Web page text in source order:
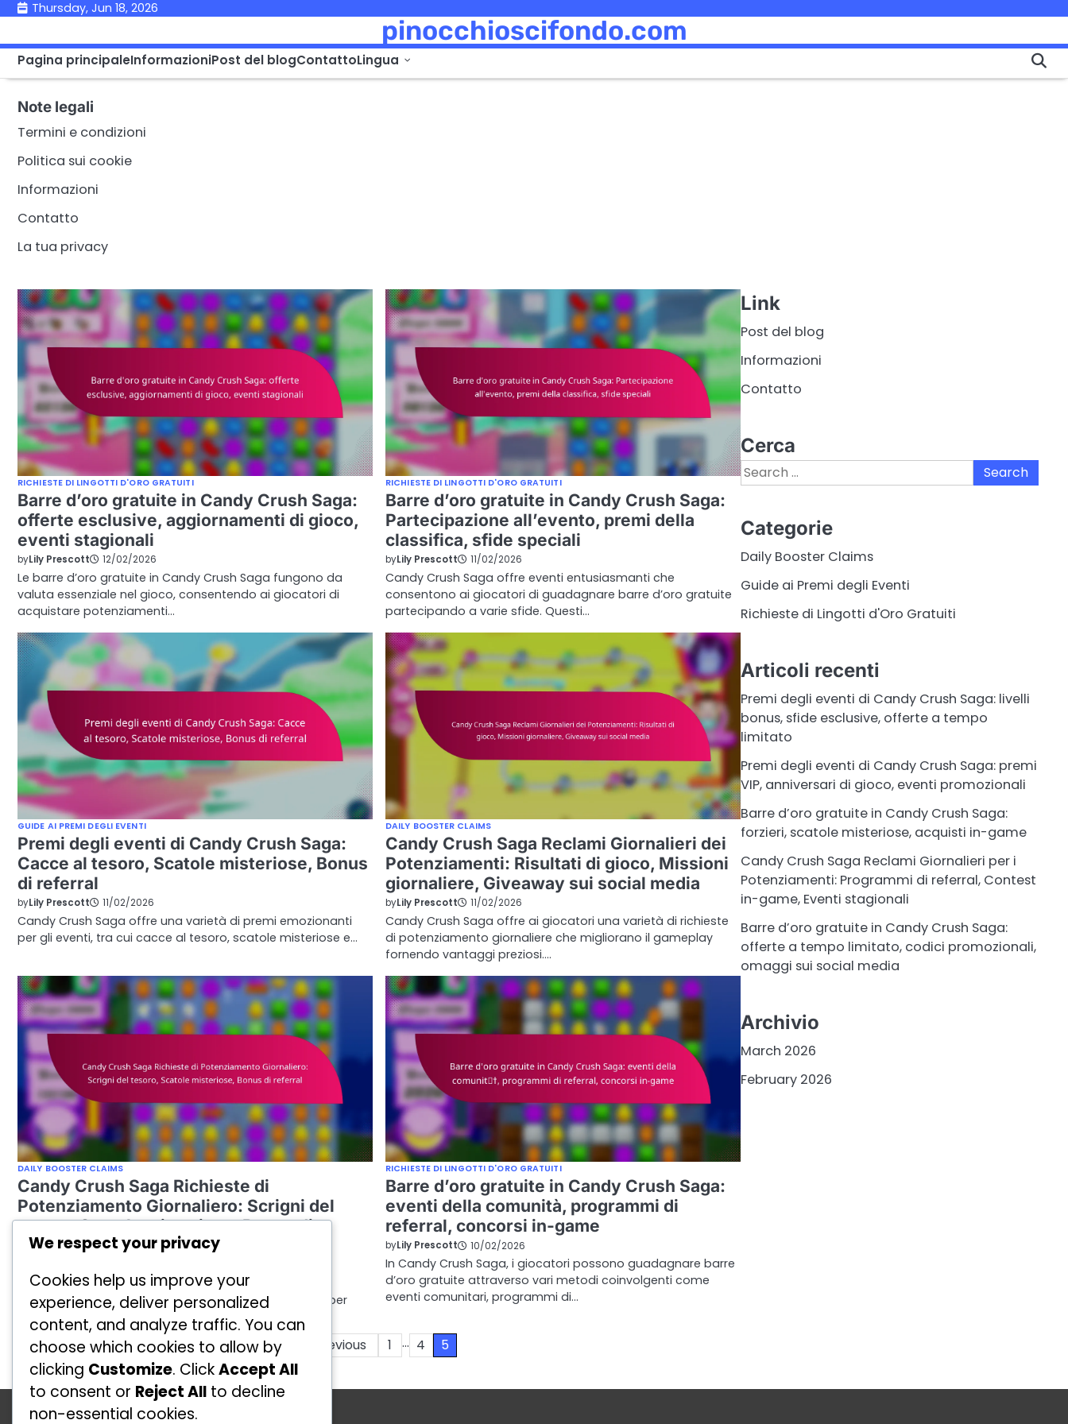
Skip
content
Thursday, Jun 18, 2026
pinocchioscifondo.com
Pagina principaleInformazioniPost del blogContattoLingua
Note legali
Termini e condizioni
Politica sui cookie
Informazioni
Contatto
La tua privacy
RICHIESTE DI LINGOTTI D'ORO GRATUITI
Barre d’oro gratuite in Candy Crush Saga:
offerte esclusive, aggiornamenti di gioco,
eventi stagionali
byLily Prescott 12/02/2026
Le barre d’oro gratuite in Candy Crush Saga fungono da
valuta essenziale nel gioco, consentendo ai giocatori di
acquistare potenziamenti…
RICHIESTE DI LINGOTTI D'ORO GRATUITI
Barre d’oro gratuite in Candy Crush Saga:
Partecipazione all’evento, premi della
classifica, sfide speciali
byLily Prescott 11/02/2026
Candy Crush Saga offre eventi entusiasmanti che
consentono ai giocatori di guadagnare barre d’oro gratuite
partecipando a varie sfide. Questi…
GUIDE AI PREMI DEGLI EVENTI
Premi degli eventi di Candy Crush Saga:
Cacce al tesoro, Scatole misteriose, Bonus
di referral
byLily Prescott 11/02/2026
Candy Crush Saga offre una varietà di premi emozionanti
per gli eventi, tra cui cacce al tesoro, scatole misteriose e…
DAILY BOOSTER CLAIMS
Candy Crush Saga Reclami Giornalieri dei
Potenziamenti: Risultati di gioco, Missioni
giornaliere, Giveaway sui social media
byLily Prescott 11/02/2026
Candy Crush Saga offre ai giocatori una varietà di richieste
di potenziamento giornaliere che migliorano il gameplay
fornendo vantaggi preziosi.…
DAILY BOOSTER CLAIMS
Candy Crush Saga Richieste di
Potenziamento Giornaliero: Scrigni del
tesoro, Scatole misteriose, Bonus di
referral
Candy Crush Saga offre ai giocatori una varietà di
potenziamenti giornalieri, forzieri e scatole misteriose per
migliorare la loro esperienza…
RICHIESTE DI LINGOTTI D'ORO GRATUITI
Barre d’oro gratuite in Candy Crush Saga:
eventi della comunità, programmi di
referral, concorsi in-game
byLily Prescott 10/02/2026
In Candy Crush Saga, i giocatori possono guadagnare barre
d’oro gratuite attraverso vari metodi coinvolgenti come
eventi comunitari, programmi di…
Posts
pagination
Previous 1 … 4 5
Link
Post del blog
Informazioni
Contatto
Cerca
Search
for:
Categorie
Daily Booster Claims
Guide ai Premi degli Eventi
Richieste di Lingotti d'Oro Gratuiti
Articoli recenti
Premi degli eventi di Candy Crush Saga: livelli
bonus, sfide esclusive, offerte a tempo
limitato
Premi degli eventi di Candy Crush Saga: premi
VIP, anniversari di gioco, eventi promozionali
Barre d’oro gratuite in Candy Crush Saga:
forzieri, scatole misteriose, acquisti in-game
Candy Crush Saga Reclami Giornalieri per i
Potenziamenti: Programmi di referral, Contest
in-game, Eventi stagionali
Barre d’oro gratuite in Candy Crush Saga:
offerte a tempo limitato, codici promozionali,
omaggi sui social media
Archivio
March 2026
February 2026
Categorie
We respect your privacy
Cookies help us improve your
experience, deliver personalized
content, and analyze traffic. You can
choose which cookies to allow by
clicking Customize. ClickAccept All
to consent or Reject All to decline
non-essential cookies.